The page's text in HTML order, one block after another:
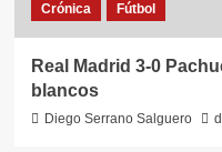
Crónica Fútbol
Real Madrid 3-0
blancos
Diego Serrano Salguero